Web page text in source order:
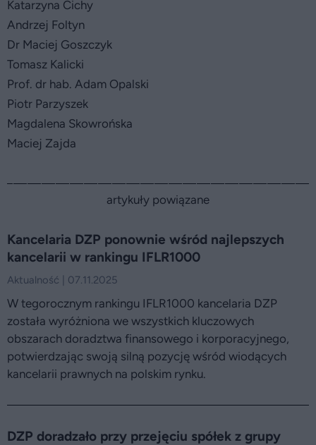
Katarzyna Cichy
Andrzej Foltyn
Dr Maciej Goszczyk
Tomasz Kalicki
Prof. dr hab. Adam Opalski
Piotr Parzyszek
Magdalena Skowrońska
Maciej Zajda
artykuły powiązane
Kancelaria DZP ponownie wśród najlepszych
kancelarii w rankingu IFLR1000
Aktualność | 07.11.2025
W tegorocznym rankingu IFLR1000 kancelaria DZP
została wyróżniona we wszystkich kluczowych
obszarach doradztwa finansowego i korporacyjnego,
potwierdzając swoją silną pozycję wśród wiodących
kancelarii prawnych na polskim rynku.
DZP doradzało przy przejęciu spółek z grupy